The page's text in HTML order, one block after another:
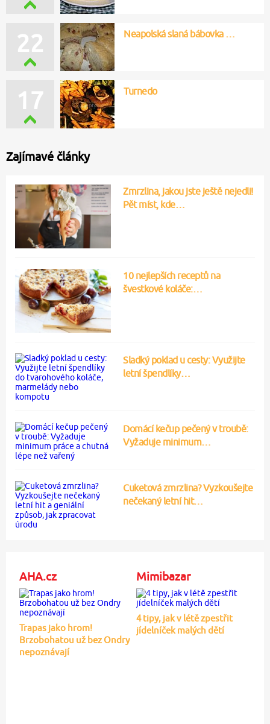
22 Neapolská slaná bábovka …
17 Turnedo
Zajímavé články
Zmrzlina, jakou jste ještě nejedli!
Pět míst, kde…
10 nejlepších receptů na
švestkové koláče:…
Sladký poklad u cesty: Využijte
letní špendlíky…
Domácí kečup pečený v troubě:
Vyžaduje minimum…
Cuketová zmrzlina? Vyzkoušejte
nečekaný letní hit…
AHA.cz
Trapas jako hrom!
Brzobohatou už bez Ondry
nepoznávají
Mimibazar
4 tipy, jak v létě zpestřit
jídelníček malých dětí